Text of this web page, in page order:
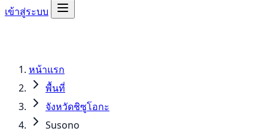
เข้าสู่ระบบ
หน้าแรก
พื้นที่
จังหวัดชิซูโอกะ
Susono